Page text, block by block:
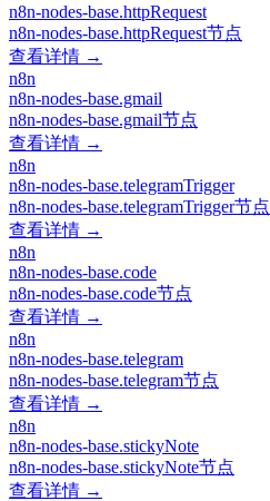
n8n-nodes-base.httpRequest
n8n-nodes-base.httpRequest节点
查看详情 →
n8n
n8n-nodes-base.gmail
n8n-nodes-base.gmail节点
查看详情 →
n8n
n8n-nodes-base.telegramTrigger
n8n-nodes-base.telegramTrigger节点
查看详情 →
n8n
n8n-nodes-base.code
n8n-nodes-base.code节点
查看详情 →
n8n
n8n-nodes-base.telegram
n8n-nodes-base.telegram节点
查看详情 →
n8n
n8n-nodes-base.stickyNote
n8n-nodes-base.stickyNote节点
查看详情 →